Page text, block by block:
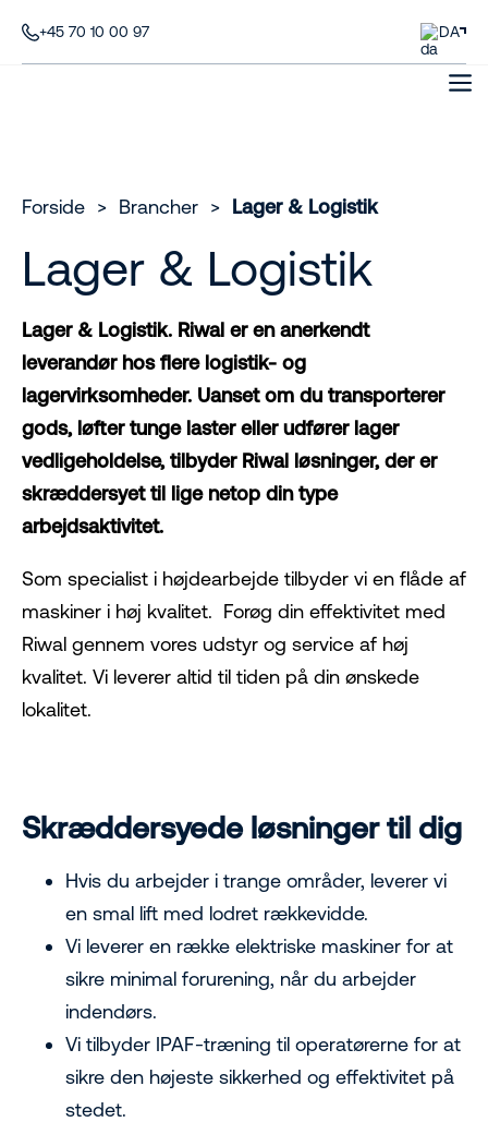
+45 70 10 00 97 DA
Forside > Brancher > Lager & Logistik
Lager & Logistik
Lager & Logistik. Riwal er en anerkendt
leverandør hos flere logistik- og
lagervirksomheder. Uanset om du transporterer
gods, løfter tunge laster eller udfører lager
vedligeholdelse, tilbyder Riwal løsninger, der er
skræddersyet til lige netop din type
arbejdsaktivitet.
Som specialist i højdearbejde tilbyder vi en flåde af
maskiner i høj kvalitet. Forøg din effektivitet med
Riwal gennem vores udstyr og service af høj
kvalitet. Vi leverer altid til tiden på din ønskede
lokalitet.
Skræddersyede løsninger til dig
Hvis du arbejder i trange områder, leverer vi
en smal lift med lodret rækkevidde.
Vi leverer en række elektriske maskiner for at
sikre minimal forurening, når du arbejder
indendørs.
Vi tilbyder IPAF-træning til operatørerne for at
sikre den højeste sikkerhed og effektivitet på
stedet.